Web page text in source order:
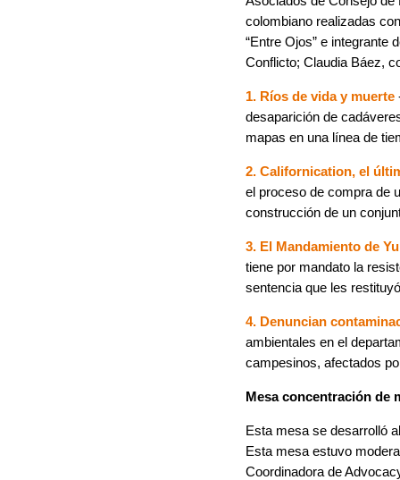
colombiano realizadas
“Entre Ojos” e integrante
Conflicto; Claudia Báez,
1. Ríos de vida y muerte
desaparición de
mapas en una línea de
2. Californication, el
el proceso de compra de
construcción de un
3. El Mandamiento de
tiene por mandato la
sentencia que les
4. Denuncian
ambientales en el
campesinos, afectados
Mesa concentración de
Esta mesa se desarrolló
Esta mesa estuvo
Coordinadora de